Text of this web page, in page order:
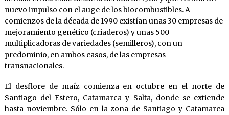
nuevo impulso con el auge de los biocombustibles. A
comienzos de la década de 1990 existían unas 30 empresas de
mejoramiento genético (criaderos) y unas 500
multiplicadoras de variedades (semilleros), con un
predominio, en ambos casos, de las empresas
transnacionales.
El desflore de maíz comienza en octubre en el norte de
Santiago del Estero, Catamarca y Salta, donde se extiende
hasta noviembre. Sólo en la zona de Santiago y Catamarca